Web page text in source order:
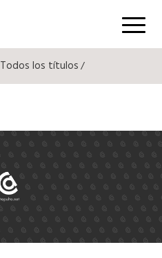
Menú
Todos los títulos/